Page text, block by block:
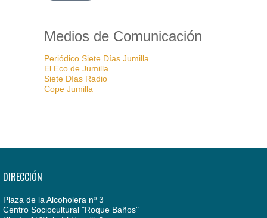
Medios de Comunicación
Periódico Siete Días Jumilla
El Eco de Jumilla
Siete Días Radio
Cope Jumilla
DIRECCIÓN
Plaza de la Alcoholera nº 3
Centro Sociocultural "Roque Baños"